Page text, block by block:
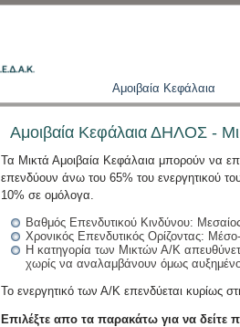
Aμοιβαία Kεφάλαια
Αμοιβαία Κεφάλαια ΔΗΛΟΣ -
Τα Μικτά Αμοιβαία Κεφάλαια μπορούν να
επενδύουν άνω του 65% του ενεργητικού
10% σε ομόλογα.
Βαθμός Επενδυτικού Κινδύνου:
Χρονικός Επενδυτικός Ορίζοντας:
Η κατηγορία των Μικτών Α/Κ
χωρίς να αναλαμβάνουν όμως α
Το ενεργητικό των Α/Κ επενδύεται κυρίως
Επιλέξτε απο τα παρακάτω για να δείτε